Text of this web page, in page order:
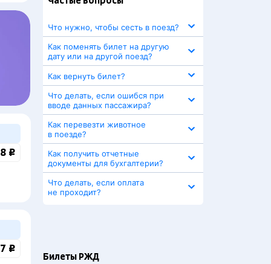
₽
₽
Что нужно, чтобы сесть в поезд?
Как поменять билет на другую
дату или на другой поезд?
Как вернуть билет?
Что делать, если ошибся при
вводе данных пассажира?
Как перевезти животное
в поезде?
Как получить отчетные
документы для бухгалтерии?
Что делать, если оплата
не проходит?
Билеты РЖД